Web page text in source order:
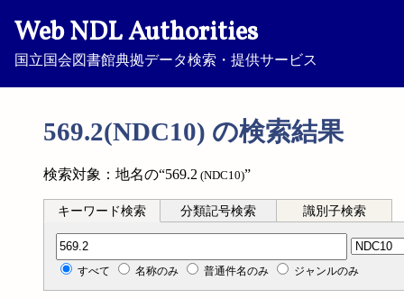
Web NDL Authorities
国立国会図書館典拠データ検索・提供サービス
569.2(NDC10) の検索結果
検索対象：地名の“569.2 (NDC10)”
キーワード検索 分類記号検索 識別子検索
分類記号検索
すべて 名称のみ 普通件名のみ ジャンルのみ